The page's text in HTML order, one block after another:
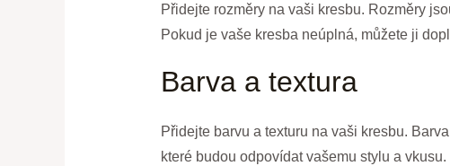
Přidejte rozměry na vaši kresbu. Rozměry
Pokud je vaše kresba neúplná, můžete ji
Barva a textura
Přidejte barvu a texturu na vaši kresbu.
které budou odpovídat vašemu stylu a vkusu.